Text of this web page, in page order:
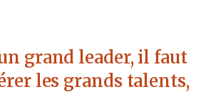
grand leader, il faut
les grands talents,